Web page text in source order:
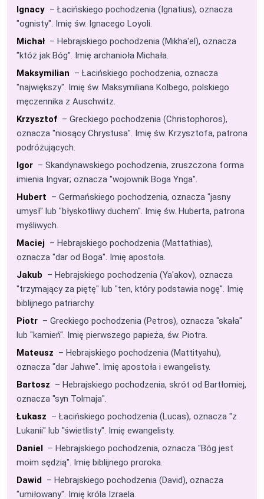
Ignacy – Łacińskiego pochodzenia (Ignatius), oznacza
"ognisty". Imię św. Ignacego Loyoli.
Michał – Hebrajskiego pochodzenia (Mikha'el), oznacza
"któż jak Bóg". Imię archanioła Michała.
Maksymilian – Łacińskiego pochodzenia, oznacza
"największy". Imię św. Maksymiliana Kolbego, polskiego
męczennika z Auschwitz.
Krzysztof – Greckiego pochodzenia (Christophoros),
oznacza "niosący Chrystusa". Imię św. Krzysztofa, patrona
podróżujących.
Igor – Skandynawskiego pochodzenia, zruszczona forma
imienia Ingvar; oznacza "wojownik Boga Ynga".
Hubert – Germańskiego pochodzenia, oznacza "jasny
umysł" lub "błyskotliwy duchem". Imię św. Huberta, patrona
myśliwych.
Maciej – Hebrajskiego pochodzenia (Mattathias),
oznacza "dar od Boga". Imię apostoła.
Jakub – Hebrajskiego pochodzenia (Ya'akov), oznacza
"trzymający za piętę" lub "ten, który podstawia nogę". Imię
biblijnego patriarchy.
Piotr – Greckiego pochodzenia (Petros), oznacza "skała"
lub "kamień". Imię pierwszego papieża, św. Piotra.
Mateusz – Hebrajskiego pochodzenia (Mattityahu),
oznacza "dar Jahwe". Imię apostoła i ewangelisty.
Bartosz – Hebrajskiego pochodzenia, skrót od Bartłomiej,
oznacza "syn Tolmaja".
Łukasz – Łacińskiego pochodzenia (Lucas), oznacza "z
Lukanii" lub "świetlisty". Imię ewangelisty.
Daniel – Hebrajskiego pochodzenia, oznacza "Bóg jest
moim sędzią". Imię biblijnego proroka.
Dawid – Hebrajskiego pochodzenia (David), oznacza
"umiłowany". Imię króla Izraela.